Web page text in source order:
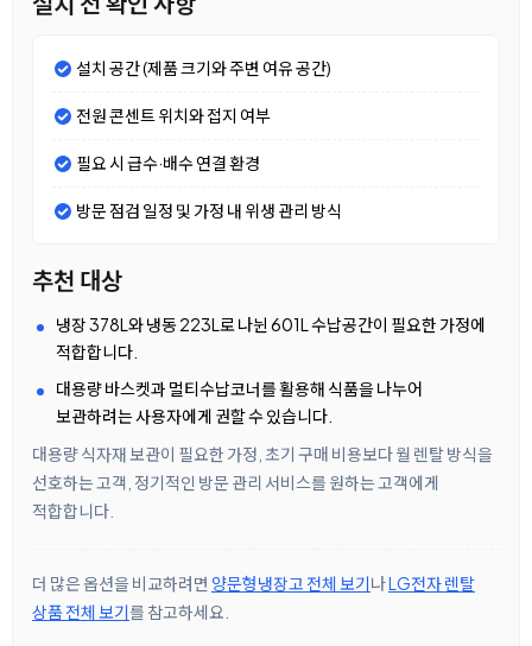
설치 공간 (제품 크기와 주변 여유 공간)
전원 콘센트 위치와 접지 여부
필요 시 급수·배수 연결 환경
방문 점검 일정 및 가정 내 위생 관리 방식
추천 대상
냉장 378L와 냉동 223L로 나뉜 601L 수납공간이 필요한 가정에
적합합니다.
대용량 바스켓과 멀티수납코너를 활용해 식품을 나누어
보관하려는 사용자에게 권할 수 있습니다.
대용량 식자재 보관이 필요한 가정, 초기 구매 비용보다 월 렌탈 방식을
선호하는 고객, 정기적인 방문 관리 서비스를 원하는 고객에게
적합합니다.
더 많은 옵션을 비교하려면 양문형냉장고 전체 보기나LG전자 렌탈
상품 전체 보기를 참고하세요.